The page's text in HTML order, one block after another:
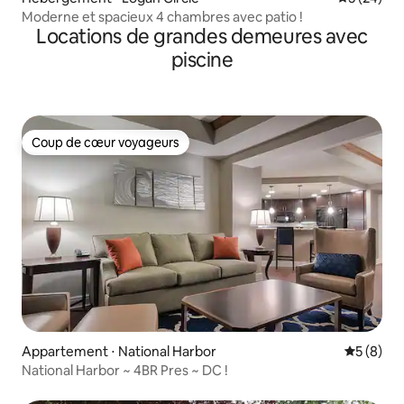
Moderne et spacieux 4 chambres avec patio !
Locations de grandes demeures avec
piscine
Coup de cœur voyageurs
Coup de cœur voyageurs
Appartement ⋅ National Harbor
5 (8)
National Harbor ~ 4BR Pres ~ DC !